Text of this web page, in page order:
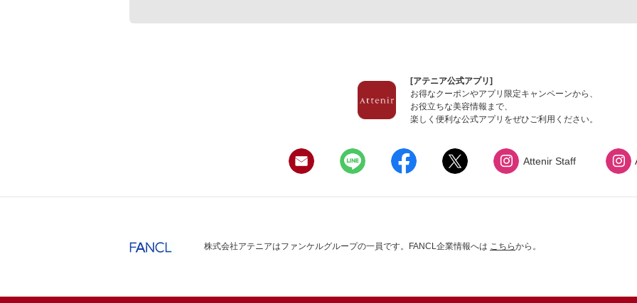
[アテニア公式アプリ]
お得なクーポンやアプリ限定キャンペーンから、
お役立ちな美容情報まで、
楽しく便利な公式アプリをぜひご利用ください。
Attenir Staff
株式会社アテニアはファンケルグループの一員です。FANCL企業情報へは こちらから。